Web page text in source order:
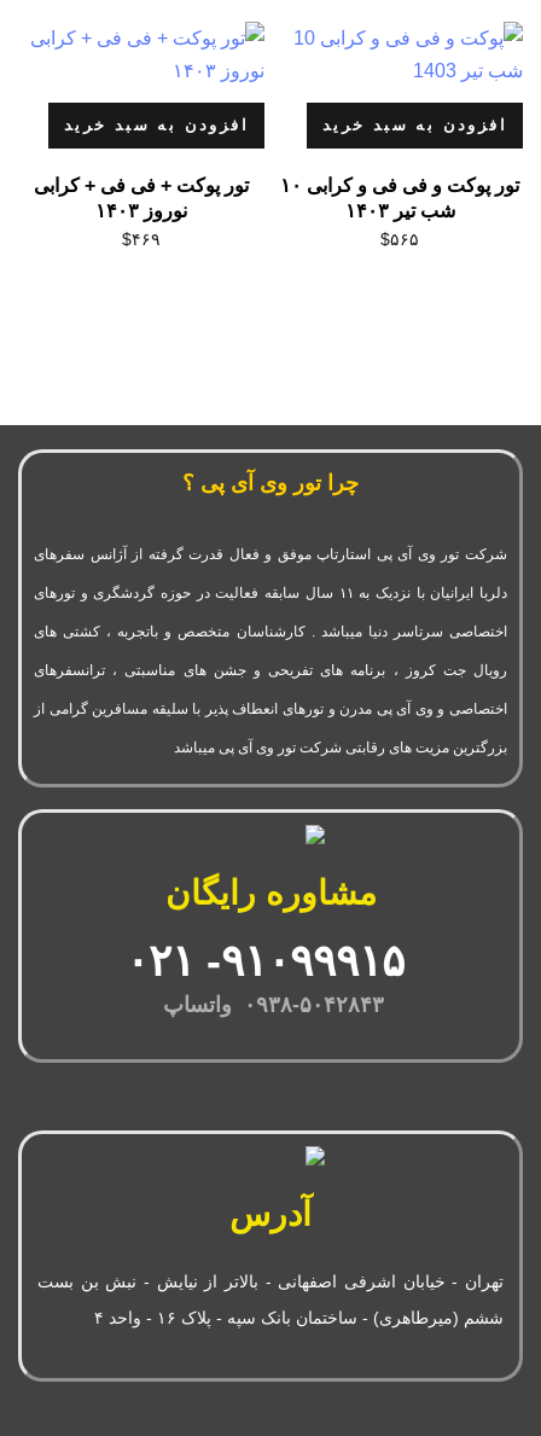
افزودن به سبد خرید
تور پوکت و فی فی و کرابی ۱۰
شب تیر ۱۴۰۳
$۵۶۵
افزودن به سبد خرید
تور پوکت + فی فی + کرابی
نوروز ۱۴۰۳
$۴۶۹
چرا تور وی آی پی ؟
شرکت تور وی آی پی استارتاپ موفق و فعال قدرت گرفته از آژانس سفرهای
دلربا ایرانیان با نزدیک به ۱۱ سال سابقه فعالیت در حوزه گردشگری و تورهای
اختصاصی سرتاسر دنیا میباشد . کارشناسان متخصص و باتجربه ، کشتی های
رویال جت کروز ، برنامه های تفریحی و جشن های مناسبتی ، ترانسفرهای
اختصاصی و وی آی پی مدرن و تورهای انعطاف پذیر با سلیقه مسافرین گرامی از
بزرگترین مزیت های رقابتی شرکت تور وی آی پی میباشد
مشاوره رایگان
۹۱۰۹۹۹۱۵- ۰۲۱
۰۹۳۸-۵۰۴۲۸۴۳ واتساپ
آدرس
تهران - خیابان اشرفی اصفهانی - بالاتر از نیایش - نبش بن بست
ششم (میرطاهری) - ساختمان بانک سپه - پلاک ۱۶ - واحد ۴